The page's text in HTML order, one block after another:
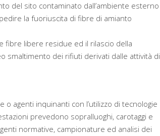
del sito contaminato dall’ambiente esterno
la fuoriuscita di fibre di amianto
fibre libere residue ed il rilascio della
smaltimento dei rifiuti derivati dalle attività di
agenti inquinanti con l’utilizzo di tecnologie
prevedono sopralluoghi, carotaggi e
normative, campionature ed analisi dei